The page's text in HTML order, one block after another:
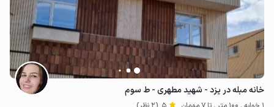
خانه مبله در یزد - شهید مطهری - ط سوم